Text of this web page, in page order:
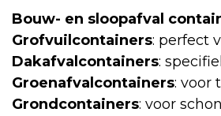
Bouw- en sloopafval
Grofvuilcontainers: perfect
Dakafvalcontainers:
Groenafvalcontainers: voor
Grondcontainers: voor